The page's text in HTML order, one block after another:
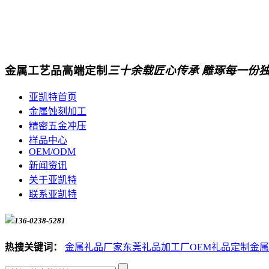
金属工艺品高端定制 三十余载匠心传承 雕琢每一份
亚凯特首页
金属蚀刻加工
精密五金冲压
样品中心
OEM/ODM
新闻资讯
关于亚凯特
联系亚凯特
136-0238-5281
热搜关键词： 金属礼品厂家东莞礼品加工厂OEM礼品定制 金